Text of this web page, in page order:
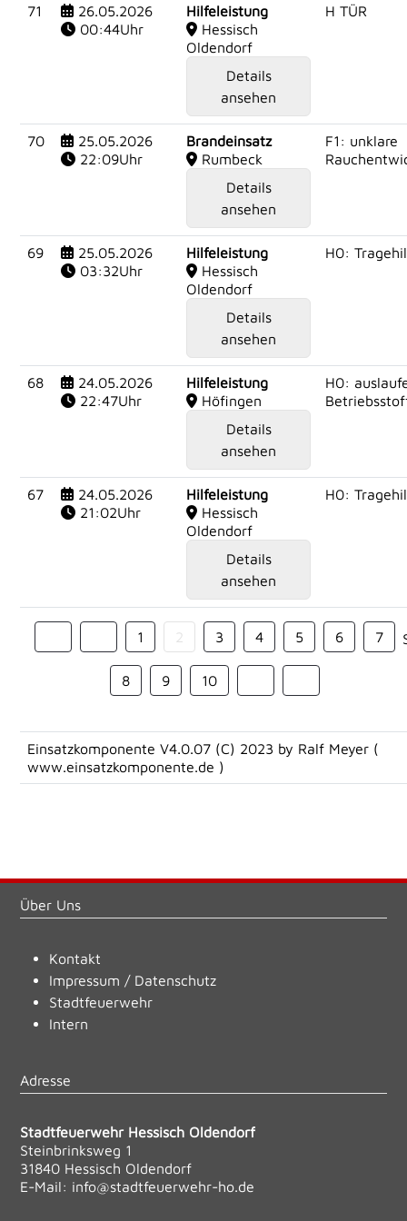
71
26.05.2026
00:44Uhr
Hilfeleistung
Hessisch
Oldendorf
Details
ansehen
H TÜR
70
25.05.2026
22:09Uhr
Brandeinsatz
Rumbeck
Details
ansehen
F1: unklare
69
25.05.2026
03:32Uhr
Hilfeleistung
Hessisch
Oldendorf
Details
ansehen
H0:
68
24.05.2026
22:47Uhr
Hilfeleistung
Höfingen
Details
ansehen
H0:
67
24.05.2026
21:02Uhr
Hilfeleistung
Hessisch
Oldendorf
Details
ansehen
H0:
1 2 3 4 5 6 7
8 9 10
Einsatzkomponente V4.0.07 (C) 2023 by Ralf Meyer (
www.einsatzkomponente.de )
Über Uns
Kontakt
Impressum / Datenschutz
Stadtfeuerwehr
Intern
Adresse
Stadtfeuerwehr Hessisch Oldendorf
Steinbrinksweg 1
31840 Hessisch Oldendorf
E-Mail: info@stadtfeuerwehr-ho.de